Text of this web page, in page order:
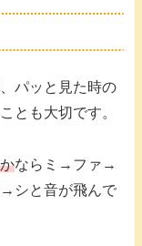
パッと見た時の
とも大切です。
ならミ→ファ→
シと音が飛んで